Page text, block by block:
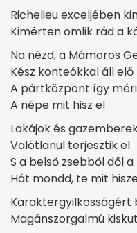
Richelieu exceljében
Kimérten ömlik rád a
Na nézd, a Mámoros
Kész konteókkal áll elő
A pártközpont így
A népe mit hisz el
Lakájok és
Valótlanul terjesztik el
S a belső zsebből dől
Hát mondd, te mit
Karaktergyilkosságért
Magánszorgalmú